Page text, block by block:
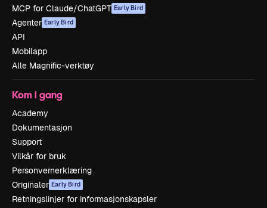
MCP for Claude/ChatGPT Early Bird
Agenter Early Bird
API
Mobilapp
Alle Magnific-verktøy
Kom i gang
Academy
Dokumentasjon
Support
Vilkår for bruk
Personvernerklæring
Originaler Early Bird
Retningslinjer for informasjonskapsler